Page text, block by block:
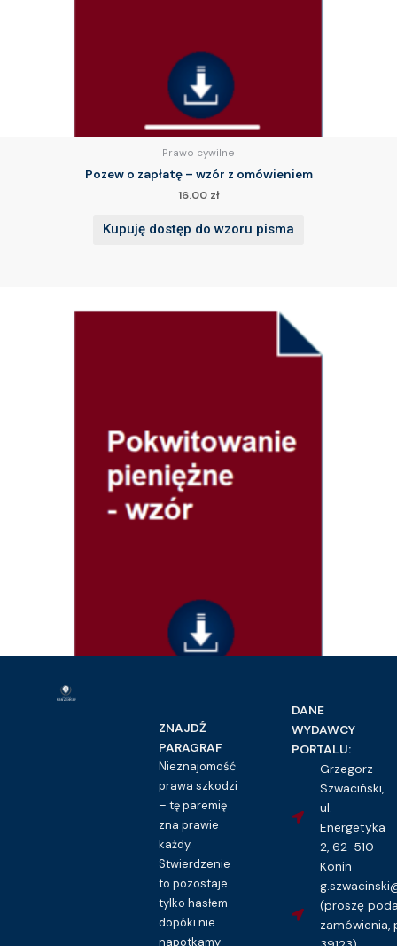
Prawo cywilne
Pozew o zapłatę – wzór z omówieniem
16.00 zł
Kupuję dostęp do wzoru pisma
Pokwitowanie pieniężne – wzór
16.00zł
Kupuję dostęp do wzoru pisma
ZNAJDŹ
PARAGRAF
Nieznajomość
prawa szkodzi
– tę paremię
zna prawie
każdy.
Stwierdzenie
to pozostaje
tylko hasłem
dopóki nie
napotkamy
DANE
WYDAWCY
PORTALU:
Grzegorz
Szwaciński,
ul.
Energetyka
2, 62-510
Konin
(proszę
zamówienia,